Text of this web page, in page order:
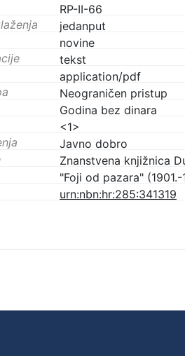
RP-II-66
jedanput
novine
tekst
application/pdf
Neograničen pristup
Godina bez dinara
<1>
Javno dobro
Znanstvena knjižnica
"Foji od pazara" (1901.-
urn:nbn:hr:285:341319